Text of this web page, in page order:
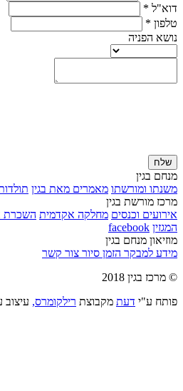
דוא"ל *
טלפון *
נושא הפניה
שלח
מנחם בגין
משנתו ומורשתו מאמרים מאת בגין
מרכז מורשת בגין
אירועים וכנסים מחלקה אקדמית השכרת
המגזין facebook
מוזיאון מנחם בגין
מידע למבקר הזמן סיור צור קשר
© מרכז בגין 2018
פותח ע"י דעת מקבוצת רילקומרס, עיצוב